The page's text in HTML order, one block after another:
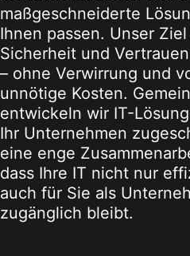
maßgeschneiderte
Ihnen passen. Unser
Sicherheit und
– ohne Verwirrung und
unnötige Kosten.
entwickeln wir IT-
Ihr Unternehmen
eine enge
dass Ihre IT nicht nur
auch für Sie als
zugänglich bleibt.